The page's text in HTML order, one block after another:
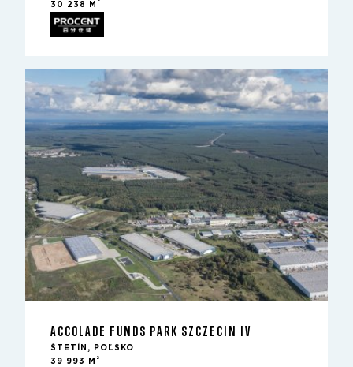
30 238 M
ACCOLADE FUNDS PARK SZCZECIN IV
ŠTETÍN, POĽSKO
39 993 M
2